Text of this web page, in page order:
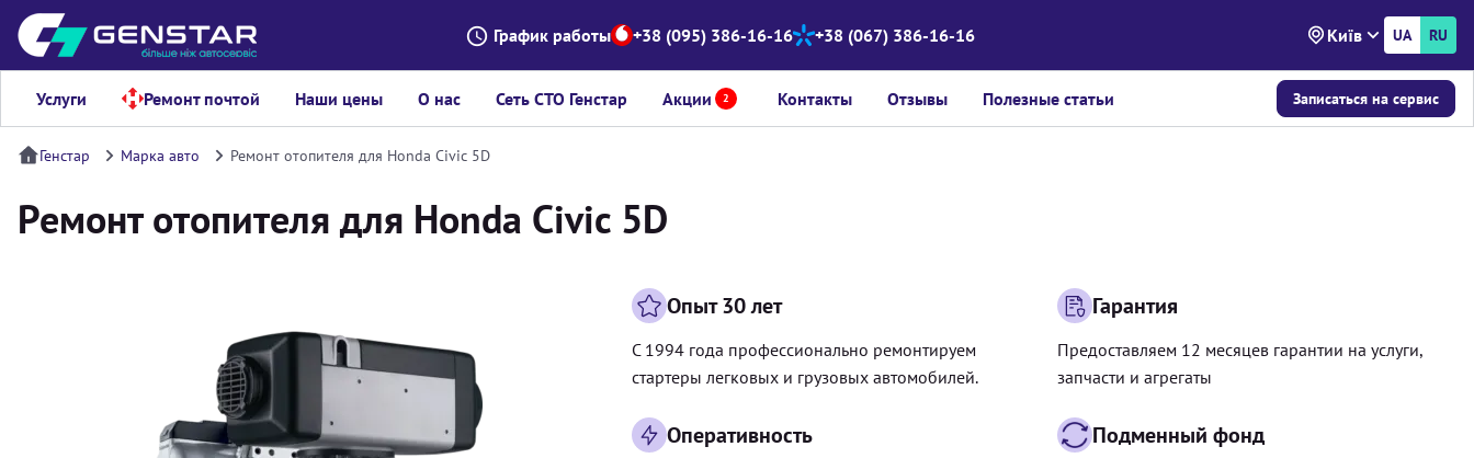
График работы +38 (095) 386-16-16 +38 (067) 386-16-16 Київ UA RU
Услуги Ремонт почтой Наши цены О нас Сеть СТО Генстар Акции 2 Контакты Отзывы Полезные статьи Записаться на сервис
Генстар Марка авто Ремонт отопителя для Honda Civic 5D
Ремонт отопителя для Honda Civic 5D
Опыт 30 лет
С 1994 года профессионально ремонтируем
стартеры легковых и грузовых автомобилей.
Гарантия
Предоставляем 12 месяцев гарантии на услуги,
запчасти и агрегаты
Оперативность Подменный фонд